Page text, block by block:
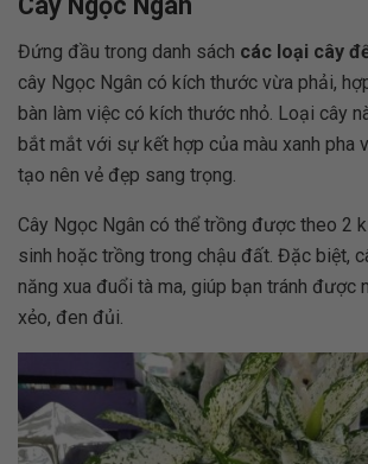
Đứng đầu trong danh sách các loại cây
cây Ngọc Ngân có kích thước vừa phải,
bàn làm việc có kích thước nhỏ. Loại cây
bắt mắt với sự kết hợp của màu xanh pha
tạo nên vẻ đẹp sang trọng.
Cây Ngọc Ngân có thể trồng được theo 2
sinh hoặc trồng trong chậu đất. Đặc biệt,
năng xua đuổi tà ma, giúp bạn tránh được
xẻo, đen đủi.